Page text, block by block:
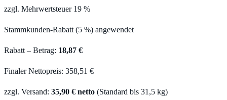
zzgl. Mehrwertsteuer 19 %
Stammkunden-Rabatt (5 %) angewendet
Rabatt – Betrag: 18,87 €
Finaler Nettopreis: 358,51 €
zzgl. Versand: 35,90 € netto (Standard bis 31,5 kg)